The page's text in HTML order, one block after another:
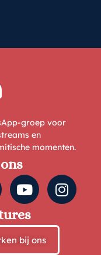
groep voor
en
momenten.
bij ons